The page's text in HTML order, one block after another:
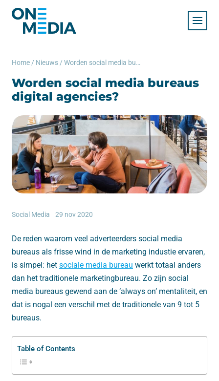
Home / Nieuws / Worden social media bureaus digital agencies?
Worden social media bureaus
digital agencies?
Social Media 29 nov 2020
De reden waarom veel adverteerders social media
bureaus als frisse wind in de marketing industie ervaren,
is simpel: het sociale media bureau werkt totaal anders
dan het traditionele marketingbureau. Zo zijn social
media bureaus gewend aan de ‘always on’ mentaliteit, en
dat is nogal een verschil met de traditionele van 9 tot 5
bureaus.
Table of Contents